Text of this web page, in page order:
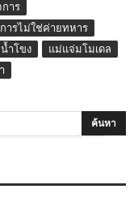
การ
การไม่ใช่ค่ายทหาร
ำโขง
แม่แจ่มโมเดล